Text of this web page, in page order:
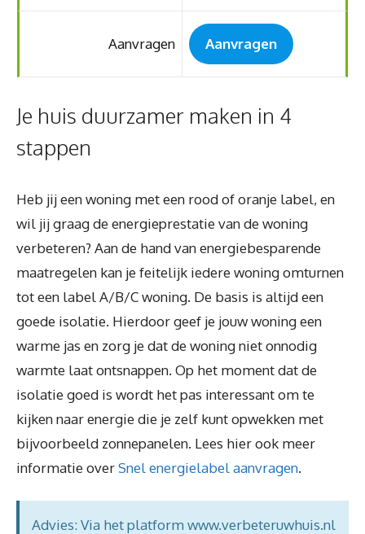
Aanvragen Aanvragen
Je huis duurzamer maken in 4
stappen
Heb jij een woning met een rood of oranje label, en
wil jij graag de energieprestatie van de woning
verbeteren? Aan de hand van energiebesparende
maatregelen kan je feitelijk iedere woning omturnen
tot een label A/B/C woning. De basis is altijd een
goede isolatie. Hierdoor geef je jouw woning een
warme jas en zorg je dat de woning niet onnodig
warmte laat ontsnappen. Op het moment dat de
isolatie goed is wordt het pas interessant om te
kijken naar energie die je zelf kunt opwekken met
bijvoorbeeld zonnepanelen. Lees hier ook meer
informatie overSnel energielabel aanvragen.
Advies: Via het platform www.verbeteruwhuis.nl